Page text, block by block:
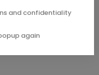
and confidentiality
again